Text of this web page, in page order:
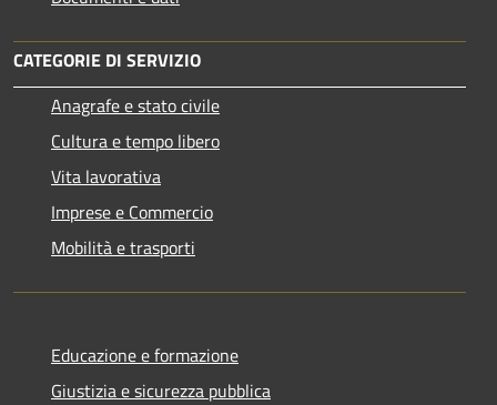
CATEGORIE DI SERVIZIO
Anagrafe e stato civile
Cultura e tempo libero
Vita lavorativa
Imprese e Commercio
Mobilità e trasporti
Educazione e formazione
Giustizia e sicurezza pubblica